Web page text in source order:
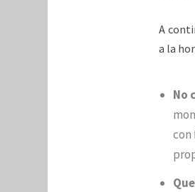
A
a la
No
con